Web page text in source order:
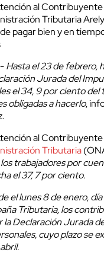
al
Tributaria
pagar bien y en
Hasta el 23 de febrero,
Jurada del
el 34, 9 por ciento del
obligadas a hacerlo,
al Contribuyente
Tributaria
trabajadores por
el 37, 7 por ciento.
el lunes 8 de enero,
Tributaria, los
la Declaración Jurada
cuyo plazo se